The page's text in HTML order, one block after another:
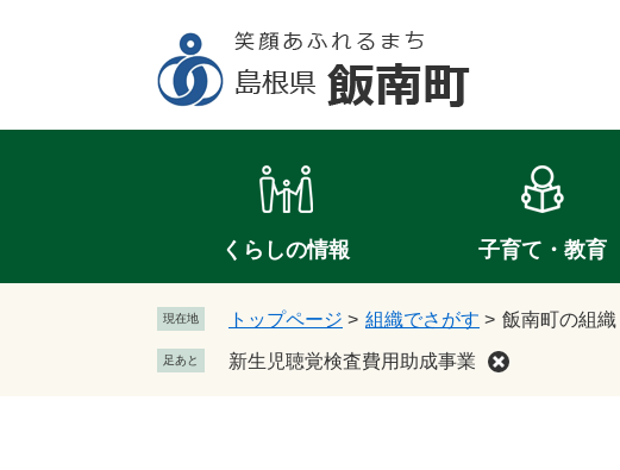
先
を
くらしの情報 子育て・教育
現在地 トップページ > 組織でさがす > 飯南町の組織
足あと 新生児聴覚検査費用助成事業